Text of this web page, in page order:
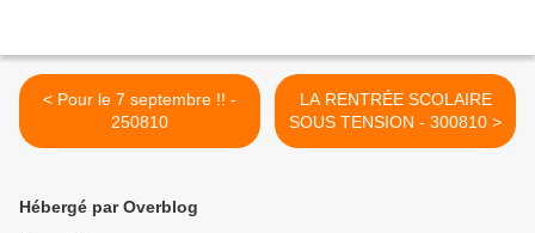
< Pour le 7 septembre !! -
250810
LA RENTRÉE SCOLAIRE
SOUS TENSION - 300810 >
Hébergé par Overblog